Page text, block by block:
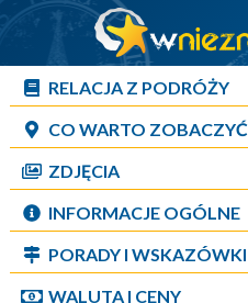
RELACJA Z PODRÓŻY
CO WARTO ZOBACZYĆ
ZDJĘCIA
INFORMACJE OGÓLNE
PORADY I WSKAZÓWKI
WALUTA I CENY